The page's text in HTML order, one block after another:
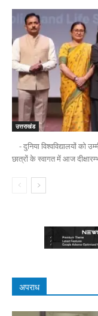
उत्तराखंड
- दुनिया विश्वविद्यालयों को
छात्रों के स्वागत में आज
अपराध